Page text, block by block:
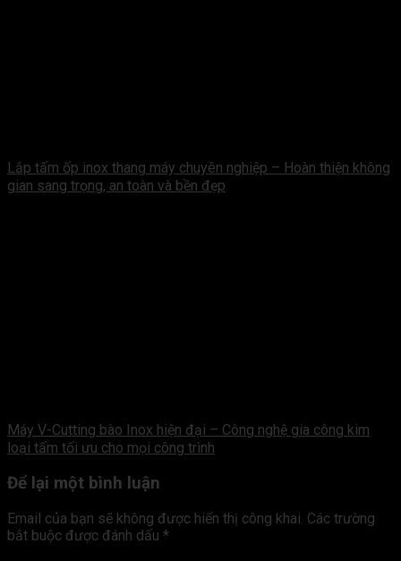
Lắp tấm ốp inox thang máy chuyên nghiệp – Hoàn thiện không
gian sang trọng, an toàn và bền đẹp
Máy V-Cutting bào Inox hiện đại – Công nghệ gia công kim
loại tấm tối ưu cho mọi công trình
Để lại một bình luận
Email của bạn sẽ không được hiển thị công khai. Các trường
bắt buộc được đánh dấu *